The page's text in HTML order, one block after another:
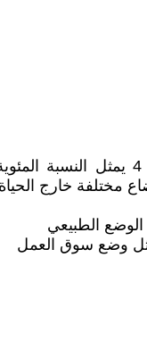
رسم البياني رقم 4 يمثل
مختلفة خارج الحياة
الوضع الطبيعي
وضع سوق العمل